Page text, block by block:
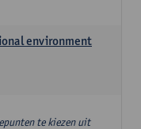
environment
te kiezen uit